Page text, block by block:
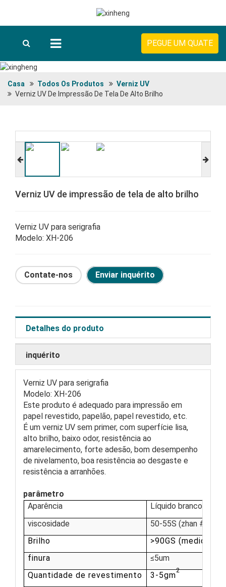
PEGUE UM QUATE
Casa Todos Os Produtos
Verniz UV
Verniz UV De Impressão De Tela De Alto Brilho
Verniz UV de impressão de tela de alto brilho
Verniz UV para serigrafia
Modelo: XH-206
Contate-nos Enviar inquérito
Detalhes do produto
inquérito
Verniz UV para serigrafia
Modelo: XH-206
Este produto é adequado para impressão em
papel revestido, papelão, papel revestido, etc.
É um verniz UV sem primer, com superfície lisa,
alto brilho, baixo odor, resistência ao
amarelecimento, forte adesão, bom desempenho
de nivelamento, boa resistência ao desgaste e
resistência a arranhões.
parâmetro
Aparência
Líquido branco
viscosidade
50-55S (zhan #4cup,
Brilho
>90GS (medidor
finura
≤5um
Quantidade de revestimento
3-5gm2